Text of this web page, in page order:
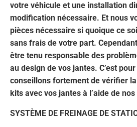
votre véhicule et une installation
modification nécessaire. Et nous
pièces nécessaire si quoique ce
sans frais de votre part.
être tenu responsable des
au design de vos jantes. C’est
conseillons fortement de vérifier
kits avec vos jantes à l’aide de
SYSTÈME DE FREINAGE DE